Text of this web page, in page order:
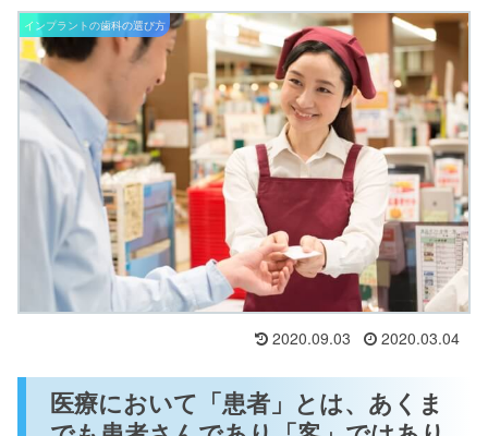
インプラントの歯科の選び方
2020.09.03 2020.03.04
医療において「患者」とは、あくま